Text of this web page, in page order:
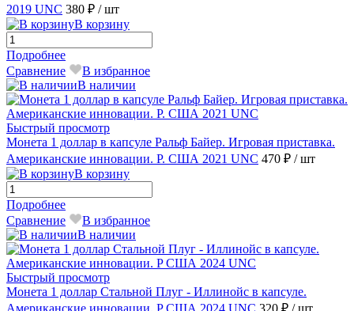
2019 UNC 380 ₽ / шт
В корзину
Подробнее
Сравнение
В избранное
В наличии
Быстрый просмотр
Монета 1 доллар в капсуле Ральф Байер. Игровая приставка.
Американские инновации. Р. США 2021 UNC 470 ₽ / шт
В корзину
Подробнее
Сравнение
В избранное
В наличии
Быстрый просмотр
Монета 1 доллар Стальной Плуг - Иллинойс в капсуле.
Американские инновации. P США 2024 UNC 320 ₽ / шт